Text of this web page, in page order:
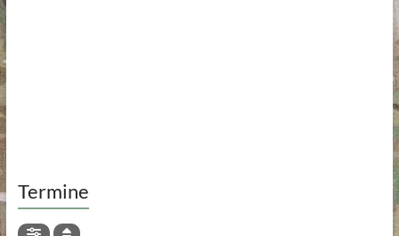
Termine